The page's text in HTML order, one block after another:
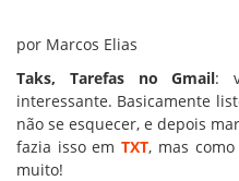
por Marcos Elias
Taks, Tarefas no Gmail:
interessante. Basicamente
não se esquecer, e depois
fazia isso emTXT, mas
muito!